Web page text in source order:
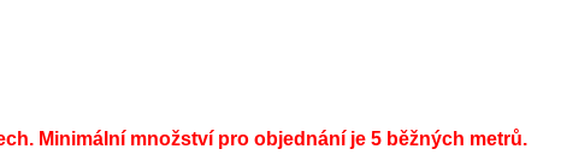
Minimální množství pro objednání je 5 běžných metrů.